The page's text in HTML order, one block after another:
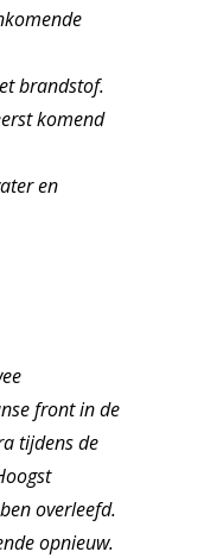
brandstof.
komend
en
front in de
tijdens de
overleefd.
opnieuw.